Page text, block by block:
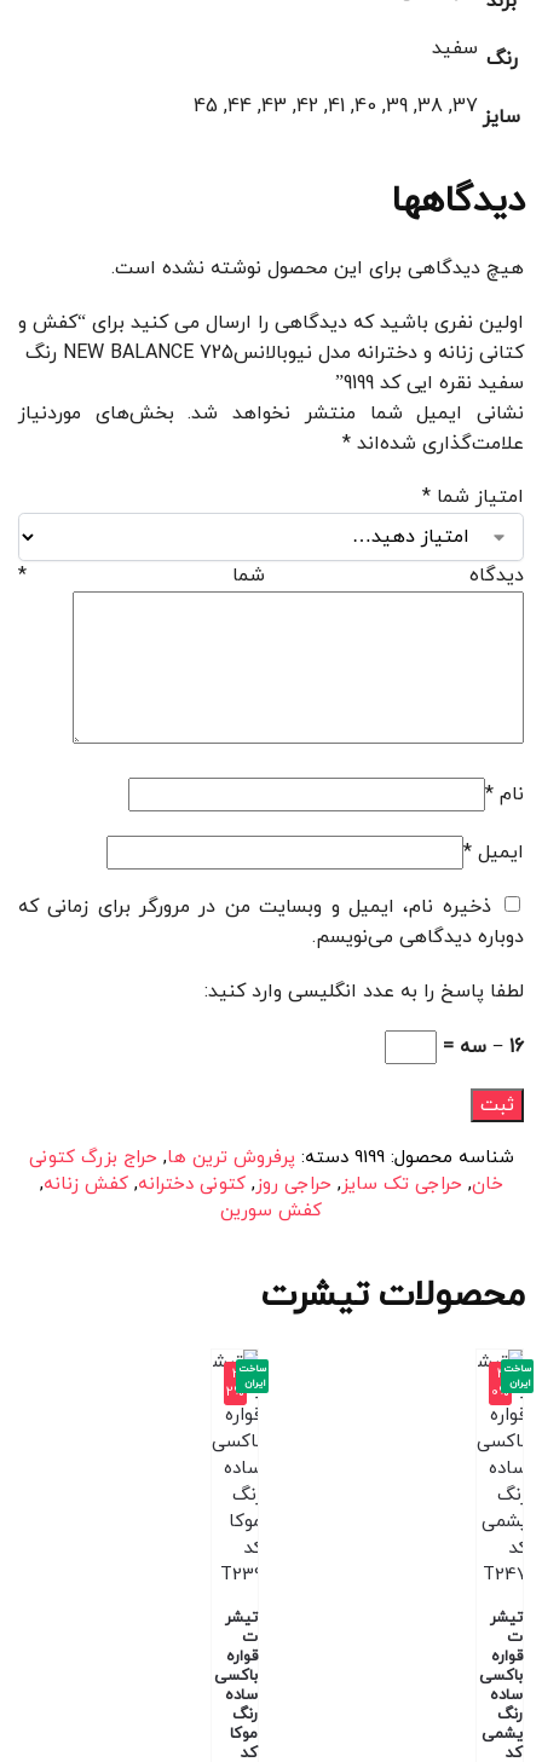
رنگ سفید
سایز 37, 38, 39, 40, 41, 42, 43, 44, 45
دیدگاهها
هیچ دیدگاهی برای این محصول نوشته نشده است.
اولین نفری باشید که دیدگاهی را ارسال می کنید برای “کفش و
کتانی زنانه و دخترانه مدل نیوبالانس725 NEW BALANCE رنگ
سفید نقره ایی کد 9199”
نشانی ایمیل شما منتشر نخواهد شد. بخش‌های موردنیاز
علامت‌گذاری شده‌اند *
امتیاز شما *
دیدگاه شما *
نام *
ایمیل *
ذخیره نام، ایمیل و وبسایت من در مرورگر برای زمانی که
دوباره دیدگاهی می‌نویسم.
لطفا پاسخ را به عدد انگلیسی وارد کنید:
16 − سه =
شناسه محصول:9199 دسته: پرفروش ترین ها, حراج بزرگ کتونی
خان, حراجی تک سایز, حراجی روز,کتونی دخترانه,کفش زنانه,
کفش سورین
محصولات تیشرت
-4
0%
تیشر
ت
قواره
باکسی
ساده
رنگ
یشمی
کد
ساخت
ایران
-3
2%
تیشر
ت
قواره
باکسی
ساده
رنگ
موکا
کد
ساخت
ایران